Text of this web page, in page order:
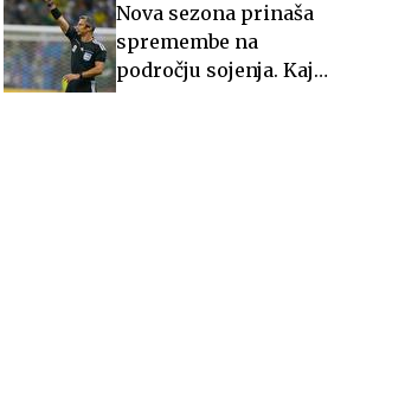
Nova sezona prinaša
spremembe na
področju sojenja. Kaj